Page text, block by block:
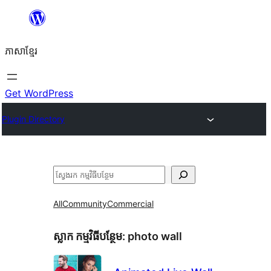
content
ភាសា​ខ្មែរ
Get WordPress
Plugin Directory
ស្វែងរក
AllCommunityCommercial
ស្លាក​ កម្មវិធីបន្ថែម: photo wall